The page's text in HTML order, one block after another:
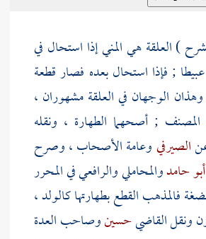
) العلقة هي المني إذا استحال في
; فإذا استحال بعده فصار قطعة
الوجهان في العلقة مشهوران ،
المصنف ; أصحهما الطهارة ، ونقله
الصيرفيوعامة الأصحاب ، وصرح
أبو حامدوالمحامليوالرافعيفي المحرر
فالمذهب القطع بطهارتها كالولد ،
ونقل القاضيحسينوصاحب العدة